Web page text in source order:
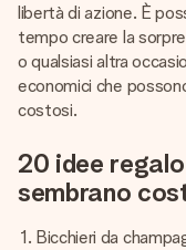
libertà di azione. È
tempo creare la
o qualsiasi altra
economici che
costosi.
20 idee
sembrano
Bicchieri da